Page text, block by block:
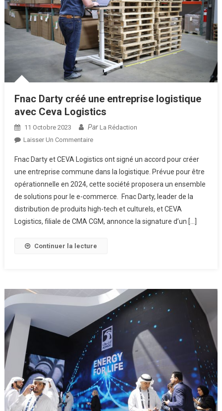
Fnac Darty créé une entreprise logistique
avec Ceva Logistics
11 Octobre 2023 Par La Rédaction
Laisser Un CommentaireSur
Darty
Créé
Une
Entreprise
Logistique
Avec
Fnac Darty et CEVA Logistics ont signé un accord pour créer
une entreprise commune dans la logistique. Prévue pour être
opérationnelle en 2024, cette société proposera un ensemble
de solutions pour le e-commerce. Fnac Darty, leader de la
distribution de produits high-tech et culturels, et CEVA
Logistics, filiale de CMA CGM, annonce la signature d’un […]
Continuer la lecture